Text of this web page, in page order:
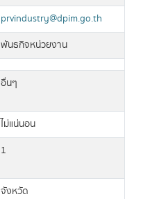
prvindustry@dpim.go.th
พันธกิจหน่วยงาน
อื่นๆ
ไม่แน่นอน
1
จังหวัด